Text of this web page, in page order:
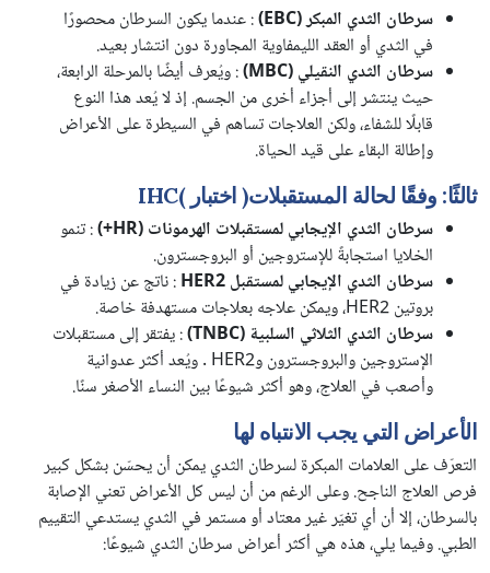
سرطان الثدي المبكر(EBC)
: عندما يكون السرطان محصورًا
في الثدي أو العقد الليمفاوية المجاورة دون انتشار بعيد.
سرطان الثدي النقيلي(MBC)
: ويُعرف أيضًا بالمرحلة الرابعة،
حيث ينتشر إلى أجزاء أخرى من الجسم. إذ لا يُعد هذا النوع
قابلًا للشفاء، ولكن العلاجات تساهم في السيطرة على الأعراض
وإطالة البقاء على قيد الحياة.
ثالثًا: وفقًا لحالة المستقبلات( اختبار )IHC
سرطان الثدي الإيجابي لمستقبلات الهرمونات(HR+)
: تنمو
الخلايا استجابةً للإستروجين أو البروجسترون.
سرطان الثدي الإيجابي لمستقبل
: ناتج عن زيادة في
بروتين HER2، ويمكن علاجه بعلاجات مستهدفة خاصة.
سرطان الثدي الثلاثي السلبية(TNBC)
: يفتقر إلى مستقبلات
الإستروجين والبروجسترون وHER2 . ويُعد أكثر عدوانية
وأصعب في العلاج، وهو أكثر شيوعًا بين النساء الأصغر سنًا.
الأعراض التي يجب الانتباه لها
التعرّف على العلامات المبكرة لسرطان الثدي يمكن أن يحسّن بشكل كبير
فرص العلاج الناجح. وعلى الرغم من أن ليس كل الأعراض تعني الإصابة
بالسرطان، إلا أن أي تغيّر غير معتاد أو مستمر في الثدي يستدعي التقييم
الطبي. وفيما يلي، هذه هي أكثر أعراض سرطان الثدي شيوعًا: